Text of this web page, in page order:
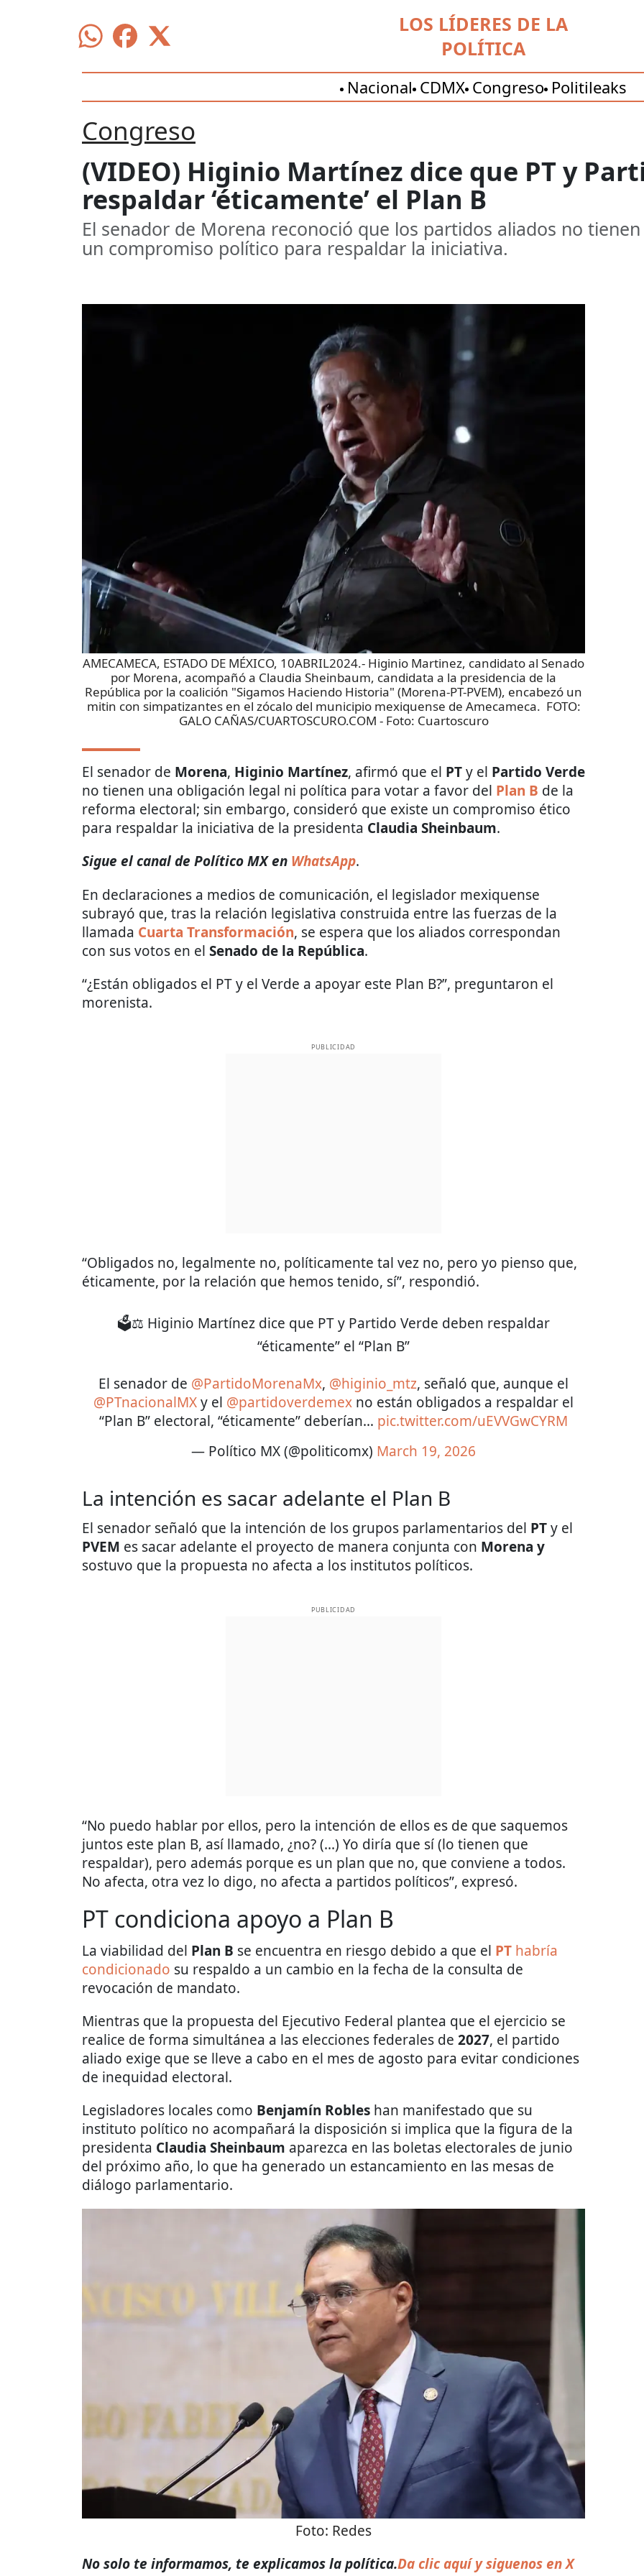
LOS LÍDERES DE LA
POLÍTICA
Nacional CDMX Congreso Politileaks
Congreso
(VIDEO) Higinio Martínez dice que PT y
respaldar ‘éticamente’ el Plan B
El senador de Morena reconoció que los partidos aliados no
un compromiso político para respaldar la iniciativa.
AMECAMECA, ESTADO DE MÉXICO, 10ABRIL2024.- Higinio Martinez, candidato al Senado
por Morena, acompañó a Claudia Sheinbaum, candidata a la presidencia de la
República por la coalición "Sigamos Haciendo Historia" (Morena-PT-PVEM), encabezó un
mitin con simpatizantes en el zócalo del municipio mexiquense de Amecameca. FOTO:
GALO CAÑAS/CUARTOSCURO.COM - Foto: Cuartoscuro
El senador de Morena, Higinio Martínez, afirmó que el PTy el Partido Verde
no tienen una obligación legal ni política para votar a favor del Plan B de la
reforma electoral; sin embargo, consideró que existe un compromiso ético
para respaldar la iniciativa de la presidenta Claudia Sheinbaum.
Sigue el canal de Político MX en WhatsApp.
En declaraciones a medios de comunicación, el legislador mexiquense
subrayó que, tras la relación legislativa construida entre las fuerzas de la
llamada Cuarta Transformación, se espera que los aliados correspondan
con sus votos en el Senado de la República.
“¿Están obligados el PT y el Verde a apoyar este Plan B?”, preguntaron el
morenista.
PUBLICIDAD
“Obligados no, legalmente no, políticamente tal vez no, pero yo pienso que,
éticamente, por la relación que hemos tenido, sí”, respondió.
🗳️⚖️ Higinio Martínez dice que PT y Partido Verde deben respaldar
“éticamente” el “Plan B”
El senador de @PartidoMorenaMx, @higinio_mtz, señaló que, aunque el
@PTnacionalMXy el @partidoverdemex no están obligados a respaldar el
“Plan B” electoral, “éticamente” deberían… pic.twitter.com/uEVVGwCYRM
— Político MX (@politicomx) March 19, 2026
La intención es sacar adelante el Plan B
El senador señaló que la intención de los grupos parlamentarios del PTy el
PVEM es sacar adelante el proyecto de manera conjunta con Morena y
sostuvo que la propuesta no afecta a los institutos políticos.
PUBLICIDAD
“No puedo hablar por ellos, pero la intención de ellos es de que saquemos
juntos este plan B, así llamado, ¿no? (...) Yo diría que sí (lo tienen que
respaldar), pero además porque es un plan que no, que conviene a todos.
No afecta, otra vez lo digo, no afecta a partidos políticos”, expresó.
PT condiciona apoyo a Plan B
La viabilidad del Plan B se encuentra en riesgo debido a que el PT habría
condicionado su respaldo a un cambio en la fecha de la consulta de
revocación de mandato.
Mientras que la propuesta del Ejecutivo Federal plantea que el ejercicio se
realice de forma simultánea a las elecciones federales de 2027, el partido
aliado exige que se lleve a cabo en el mes de agosto para evitar condiciones
de inequidad electoral.
Legisladores locales como Benjamín Robles han manifestado que su
instituto político no acompañará la disposición si implica que la figura de la
presidenta Claudia Sheinbaum aparezca en las boletas electorales de junio
del próximo año, lo que ha generado un estancamiento en las mesas de
diálogo parlamentario.
Foto: Redes
No solo te informamos, te explicamos la política.Da clic aquí y siguenos en X